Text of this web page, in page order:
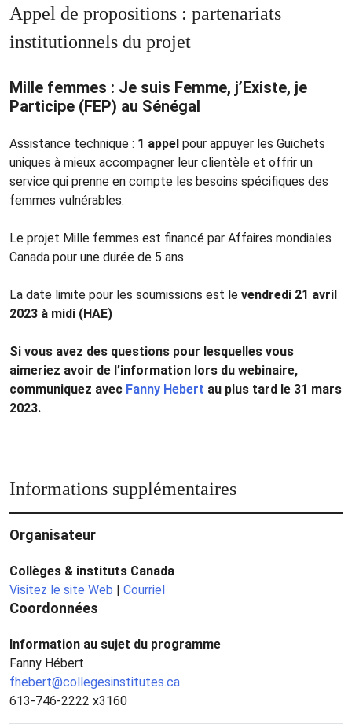
Appel de propositions : partenariats
institutionnels du projet
Mille femmes : Je suis Femme, j’Existe, je
Participe (FEP) au Sénégal
Assistance technique : 1 appel pour appuyer les Guichets
uniques à mieux accompagner leur clientèle et offrir un
service qui prenne en compte les besoins spécifiques des
femmes vulnérables.
Le projet Mille femmes est financé par Affaires mondiales
Canada pour une durée de 5 ans.
La date limite pour les soumissions est le vendredi 21 avril
2023 à midi (HAE)
Si vous avez des questions pour lesquelles vous
aimeriez avoir de l’information lors du webinaire,
communiquez avec Fanny Hebert au plus tard le 31 mars
2023.
Informations supplémentaires
Organisateur
Collèges & instituts Canada
Visitez le site Web
Courriel
Coordonnées
Information au sujet du programme
Fanny Hébert
fhebert@collegesinstitutes.ca
613-746-2222 x3160